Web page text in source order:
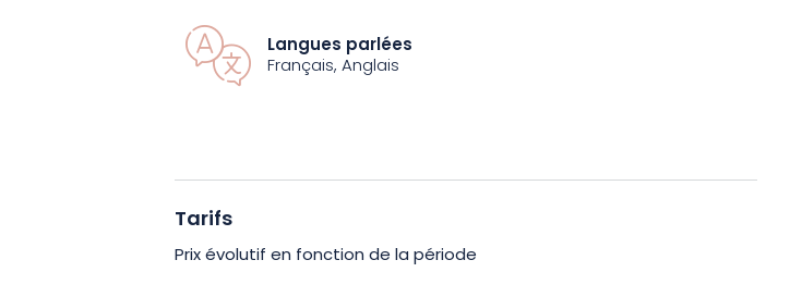
qu’une sélection de vins et diverses dégustations.
Le Savy Hôtel se trouve à proximité de sites d’intérêt tels que le Verdun
km.
Langues parlées
Français, Anglais
Tarifs
Prix évolutif en fonction de la période